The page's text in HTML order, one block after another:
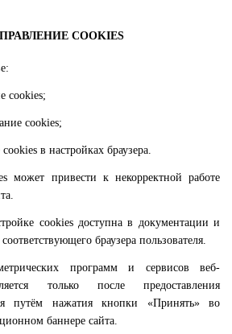
COOKIES
cookies;
cookies;
в настройках браузера.
может привести к некорректной работе
cookies доступна в документации и
браузера пользователя.
программ и сервисов веб-
только после предоставления
путём нажатия кнопки «Принять» во
баннере сайта.